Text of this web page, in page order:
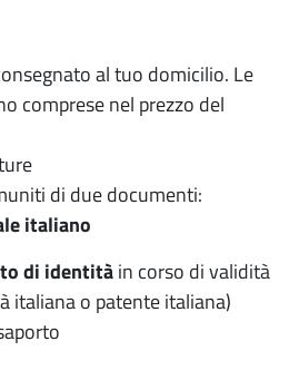
al tuo domicilio. Le
comprese nel prezzo del
di due documenti:
italiano
di identitàin corso di validità
italiana o patente italiana)